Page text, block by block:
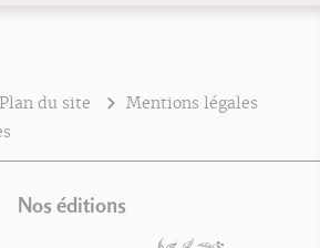
Plan du site
Mentions légales
Nos éditions